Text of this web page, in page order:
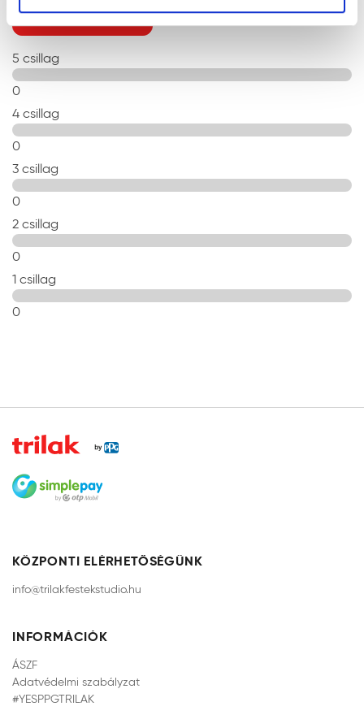
5 csillag
0
4 csillag
0
3 csillag
0
2 csillag
0
1 csillag
0
KÖZPONTI ELÉRHETŐSÉGÜNK
info@trilakfestekstudio.hu
INFORMÁCIÓK
ÁSZF
Adatvédelmi szabályzat
#YESPPGTRILAK